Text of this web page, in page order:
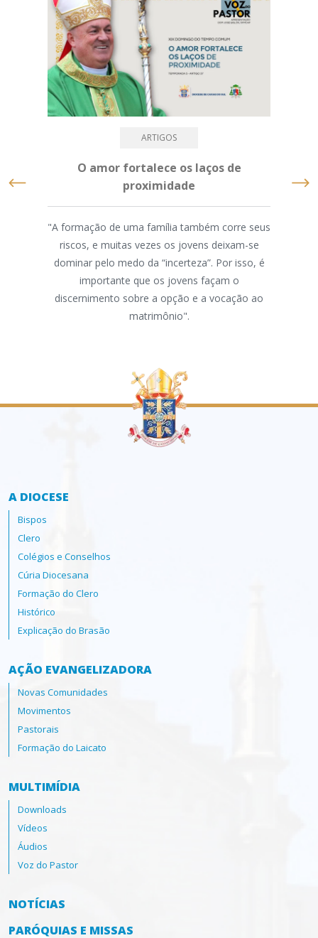
ARTIGOS
O amor fortalece os laços de
proximidade
"A formação de uma família também corre seus
riscos, e muitas vezes os jovens deixam-se
dominar pelo medo da “incerteza”. Por isso, é
importante que os jovens façam o
discernimento sobre a opção e a vocação ao
matrimônio".
A DIOCESE
Bispos
Clero
Colégios e Conselhos
Cúria Diocesana
Formação do Clero
Histórico
Explicação do Brasão
AÇÃO EVANGELIZADORA
Novas Comunidades
Movimentos
Pastorais
Formação do Laicato
MULTIMÍDIA
Downloads
Vídeos
Áudios
Voz do Pastor
NOTÍCIAS
PARÓQUIAS E MISSAS